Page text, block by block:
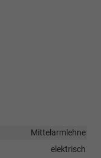
Mittelarmlehne
elektrisch